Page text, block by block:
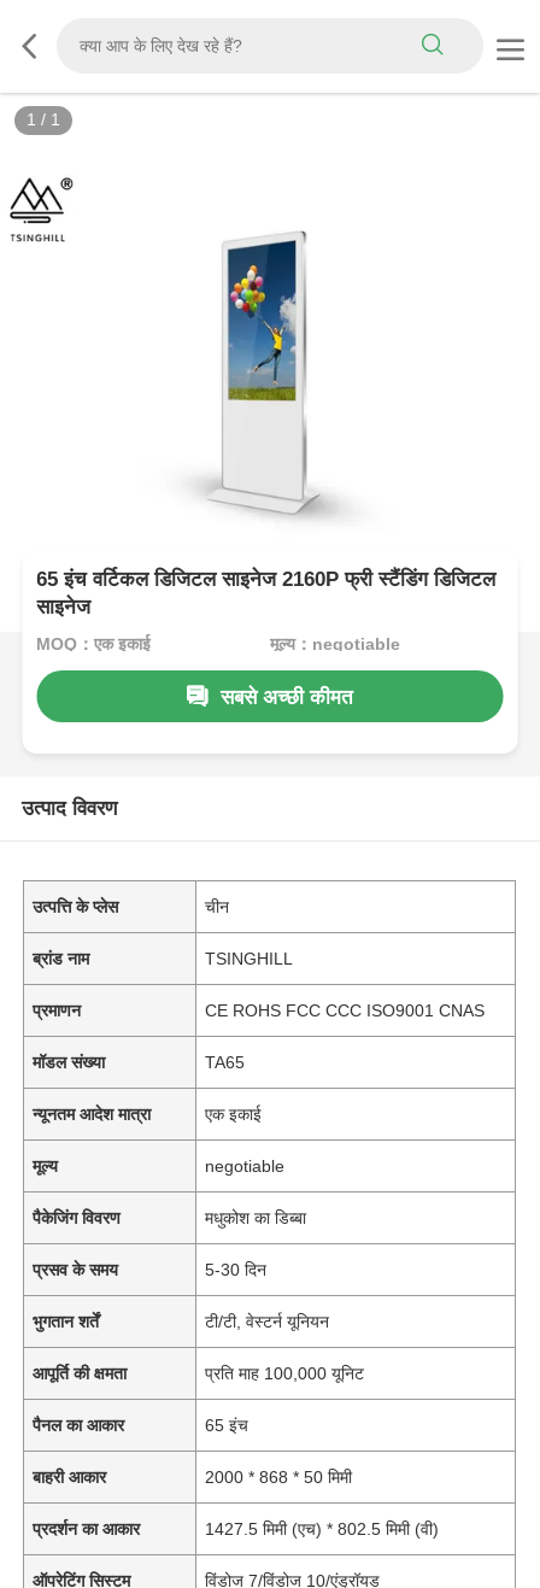
1 / 1
65 इंच वर्टिकल डिजिटल साइनेज 2160P फ्री स्टैंडिंग डिजिटल
साइनेज
MOQ：एक इकाई मूल्य：negotiable
सबसे अच्छी कीमत
उत्पाद विवरण
उत्पत्ति के प्लेस चीन
ब्रांड नाम TSINGHILL
प्रमाणन CE ROHS FCC CCC ISO9001 CNAS
मॉडल संख्या TA65
न्यूनतम आदेश मात्रा एक इकाई
मूल्य negotiable
पैकेजिंग विवरण मधुकोश का डिब्बा
प्रसव के समय 5-30 दिन
भुगतान शर्तें टी/टी, वेस्टर्न यूनियन
आपूर्ति की क्षमता प्रति माह 100,000 यूनिट
पैनल का आकार 65 इंच
बाहरी आकार 2000 * 868 * 50 मिमी
प्रदर्शन का आकार 1427.5 मिमी (एच) * 802.5 मिमी (वी)
ऑपरेटिंग सिस्टम विंडोज 7/विंडोज 10/एंड्रॉयड